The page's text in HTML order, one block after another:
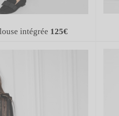
intégrée 125€